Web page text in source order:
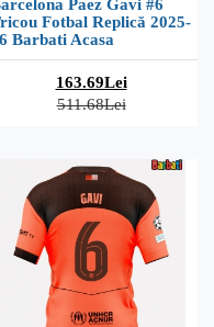
Paez Gavi #6
Fotbal Replică 2025-
Barbati Acasa
163.69Lei
511.68Lei